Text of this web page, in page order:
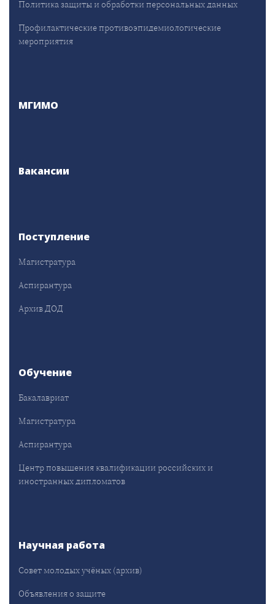
Политика защиты и обработки персональных данных
Профилактические противоэпидемиологические
мероприятия
МГИМО
Вакансии
Поступление
Магистратура
Аспирантура
Архив ДОД
Обучение
Бакалавриат
Магистратура
Аспирантура
Центр повышения квалификации российских и
иностранных дипломатов
Научная работа
Совет молодых учёных (архив)
Объявления о защите